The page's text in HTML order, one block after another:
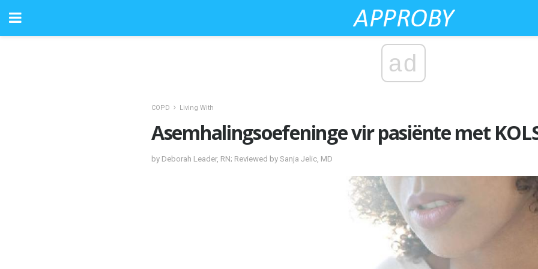
ad
COPD Living With
Asemhalingsoefeninge vir pasiënte met
by Deborah Leader, RN; Reviewed by Sanja Jelic, MD